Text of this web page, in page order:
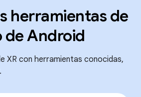
herramientas de
de Android
XR con herramientas conocidas,